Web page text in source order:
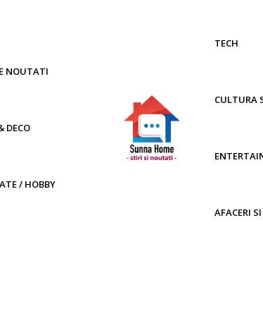
NOUTATI
DECO
/ HOBBY
TECH
CULTURA
AFACERI